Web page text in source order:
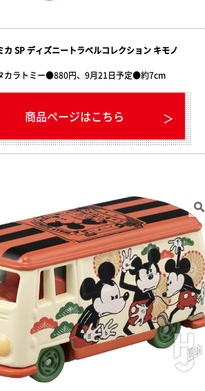
カ SP ディズニートラベルコレクション キモノ
カラトミー●880円、9月21日予定●約7cm
商品ページはこちら